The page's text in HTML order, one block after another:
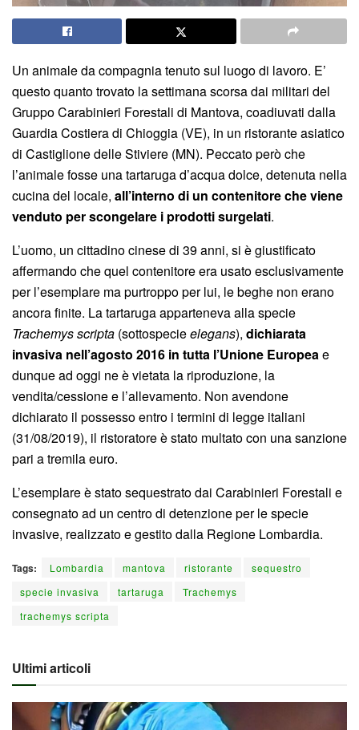
Un animale da compagnia tenuto sul luogo di lavoro. E’
questo quanto trovato la settimana scorsa dai militari del
Gruppo Carabinieri Forestali di Mantova, coadiuvati dalla
Guardia Costiera di Chioggia (VE), in un ristorante asiatico
di Castiglione delle Stiviere (MN). Peccato però che
l’animale fosse una tartaruga d’acqua dolce, detenuta nella
cucina del locale, all’interno di un contenitore che viene
venduto per scongelare i prodotti surgelati.
L’uomo, un cittadino cinese di 39 anni, si è giustificato
affermando che quel contenitore era usato esclusivamente
per l’esemplare ma purtroppo per lui, le beghe non erano
ancora finite. La tartaruga apparteneva alla specie
Trachemys scripta (sottospecieelegans), dichiarata
invasiva nell’agosto 2016 in tutta l’Unione Europeae
dunque ad oggi ne è vietata la riproduzione, la
vendita/cessione e l’allevamento. Non avendone
dichiarato il possesso entro i termini di legge italiani
(31/08/2019), il ristoratore è stato multato con una sanzione
pari a tremila euro.
L’esemplare è stato sequestrato dai Carabinieri Forestali e
consegnato ad un centro di detenzione per le specie
invasive, realizzato e gestito dalla Regione Lombardia.
Tags: Lombardia mantova ristorante
sequestro
specie invasiva
tartaruga
Trachemys
trachemys scripta
Ultimi articoli